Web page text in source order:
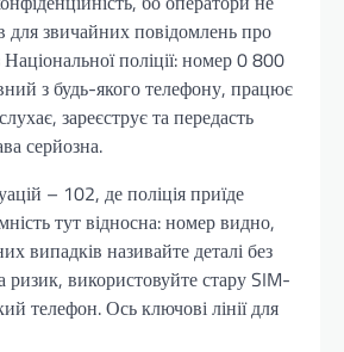
для звичайних повідомлень про
поліції: номер 0 800
з будь-якого телефону, працює
зареєструє та передасть
серйозна.
– 102, де поліція приїде
тут відносна: номер видно,
випадків називайте деталі без
використовуйте стару SIM-
телефон. Ось ключові лінії для